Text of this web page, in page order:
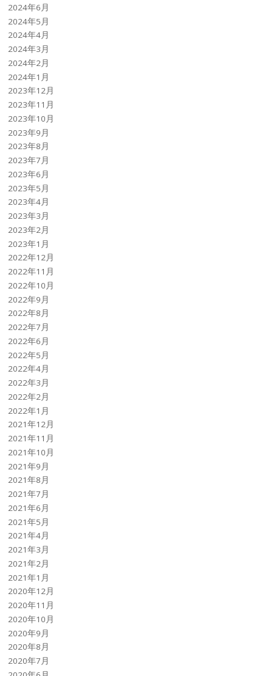
2024年6月
2024年5月
2024年4月
2024年3月
2024年2月
2024年1月
2023年12月
2023年11月
2023年10月
2023年9月
2023年8月
2023年7月
2023年6月
2023年5月
2023年4月
2023年3月
2023年2月
2023年1月
2022年12月
2022年11月
2022年10月
2022年9月
2022年8月
2022年7月
2022年6月
2022年5月
2022年4月
2022年3月
2022年2月
2022年1月
2021年12月
2021年11月
2021年10月
2021年9月
2021年8月
2021年7月
2021年6月
2021年5月
2021年4月
2021年3月
2021年2月
2021年1月
2020年12月
2020年11月
2020年10月
2020年9月
2020年8月
2020年7月